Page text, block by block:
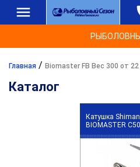
Главная / Biomaster FB Вес 300 от 22
Каталог
Катушка
BIOMASTER